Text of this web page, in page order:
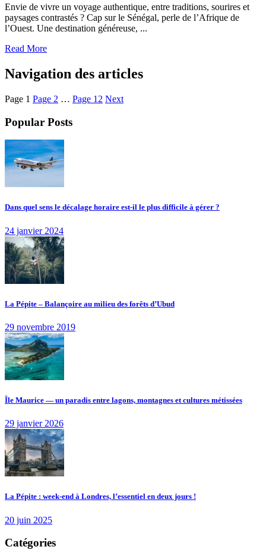
Envie de vivre un voyage authentique, entre traditions, sourires et
paysages contrastés ? Cap sur le Sénégal, perle de l’Afrique de
l’Ouest. Une destination généreuse, ...
Read More
Navigation des articles
Page 1 Page 2 … Page 12 Next
Popular Posts
Dans quel sens le décalage horaire est-il le plus difficile à gérer ?
24 janvier 2024
La Pépite – Balançoire au milieu des forêts d’Ubud
29 novembre 2019
Île Maurice — un paradis entre lagons, montagnes et cultures métissées
29 janvier 2026
La Pépite : week-end à Londres, l’essentiel en deux jours !
20 juin 2025
Catégories